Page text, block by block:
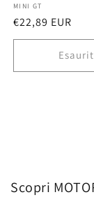
Produttore:
MINI GT
Prezzo
di
€22,89 EUR
Scopri